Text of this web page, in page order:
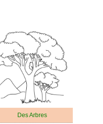
Des Arbres